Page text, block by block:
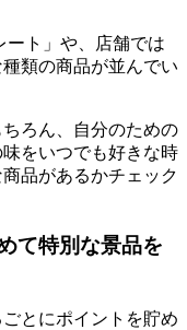
ート」や、店舗では
類の商品が並んでい
ろん、
自分のための
をいつでも好きな時
品があるかチェック
て特別な景品を
とにポイントを貯め